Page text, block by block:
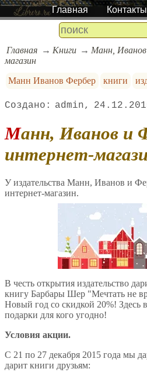
Главная Контакты
Главная Книги
Манн,
магазин
Манн Иванов Фербер
книги
admin
Манн, Иванов и Фербер:
интернет-
У издательства Манн, Иванов и
интернет-магазин.
В честь открытия издательство
книгу Барбары Шер "Мечтать не
Новый год со скидкой 20%! Здесь
подарки для кого угодно!
Условия акции.
С 21 по 27 декабря 2015 года мы
дарит книги друзьям: